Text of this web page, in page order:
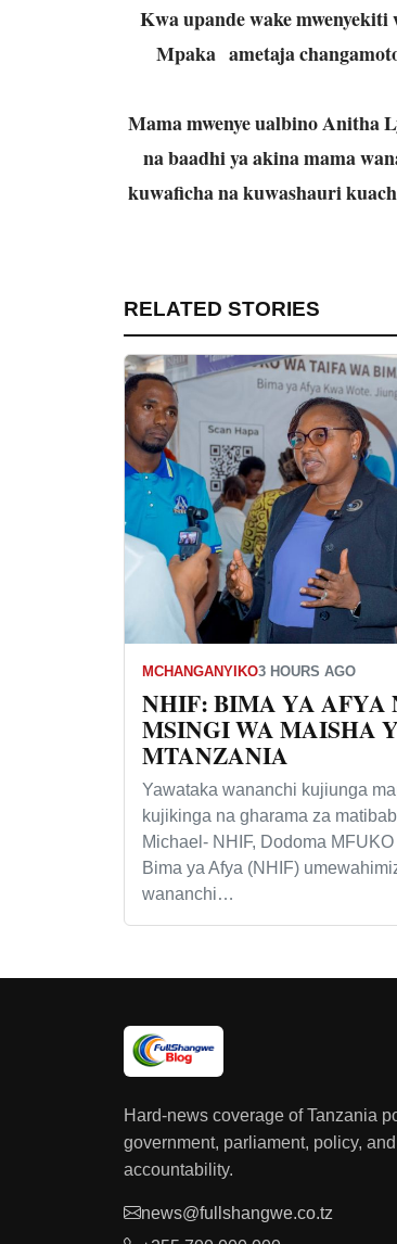
Kwa upande wake
Mpaka ametaja
Mama mwenye ualbino Anitha
na baadhi ya akina mama
kuwaficha na kuwashauri
RELATED STORIES
MCHANGANYIKO3 HOURS AGO
NHIF: BIMA YA AFYA
MSINGI WA MAISHA
MTANZANIA
Yawataka wananchi kujiunga
kujikinga na gharama za
Michael- NHIF, Dodoma
Bima ya Afya (NHIF)
wananchi…
Hard-news coverage of Tanzania
government, parliament, policy,
accountability.
news@fullshangwe.co.tz